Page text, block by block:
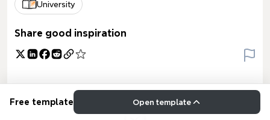
University
Share good inspiration
Free template Open template